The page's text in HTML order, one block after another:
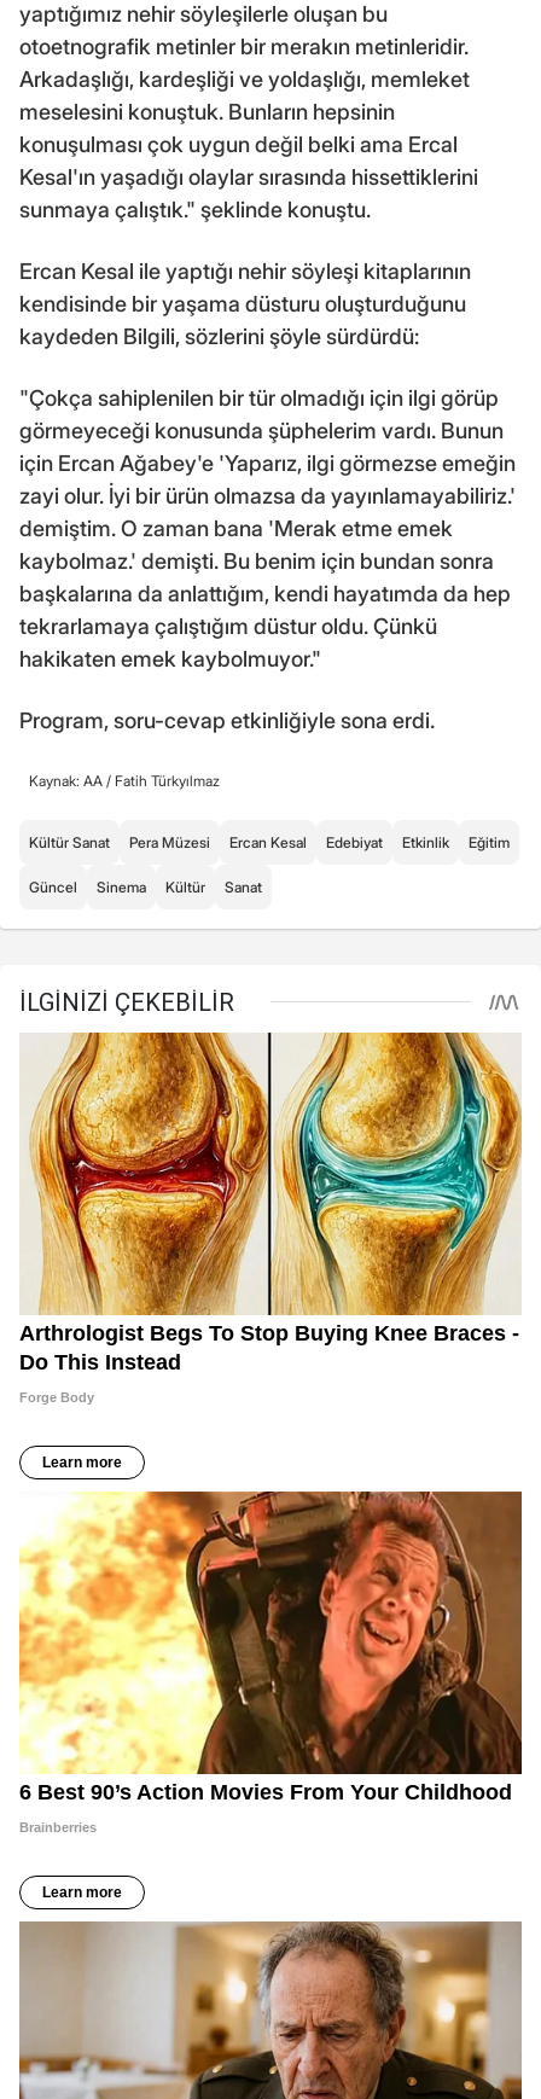
yaptığımız nehir söyleşilerle oluşan bu
otoetnografik metinler bir merakın metinleridir.
Arkadaşlığı, kardeşliği ve yoldaşlığı, memleket
meselesini konuştuk. Bunların hepsinin
konuşulması çok uygun değil belki ama Ercal
Kesal'ın yaşadığı olaylar sırasında hissettiklerini
sunmaya çalıştık." şeklinde konuştu.
Ercan Kesal ile yaptığı nehir söyleşi kitaplarının
kendisinde bir yaşama düsturu oluşturduğunu
kaydeden Bilgili, sözlerini şöyle sürdürdü:
"Çokça sahiplenilen bir tür olmadığı için ilgi görüp
görmeyeceği konusunda şüphelerim vardı. Bunun
için Ercan Ağabey'e 'Yaparız, ilgi görmezse emeğin
zayi olur. İyi bir ürün olmazsa da yayınlamayabiliriz.'
demiştim. O zaman bana 'Merak etme emek
kaybolmaz.' demişti. Bu benim için bundan sonra
başkalarına da anlattığım, kendi hayatımda da hep
tekrarlamaya çalıştığım düstur oldu. Çünkü
hakikaten emek kaybolmuyor."
Program, soru-cevap etkinliğiyle sona erdi.
Kaynak: AA / Fatih Türkyılmaz
Kültür Sanat Pera Müzesi Ercan Kesal Edebiyat Etkinlik Eğitim
Güncel Sinema Kültür Sanat